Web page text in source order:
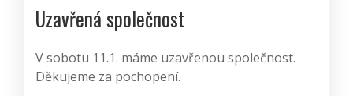
Uzavřená společnost
V sobotu 11.1. máme uzavřenou společnost.
Děkujeme za pochopení.